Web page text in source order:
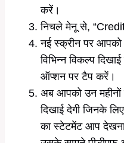
करें।
निचले मेनू से,
नई स्क्रीन पर
विभिन्न विकल्प
ऑप्शन पर टैप करें।
अब आपको उन महीनों
दिखाई देगी जिनके
का स्टेटमेंट आप देखना